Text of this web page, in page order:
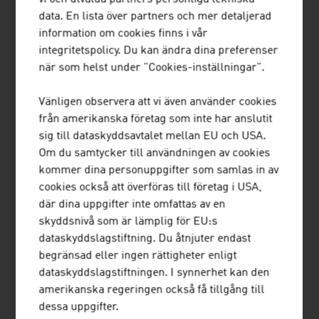
Våra nyheter
16. JULY 2026
TRUSTED EXPERTISE: FÖRETAG
SOM TOG HEM EXPORTPRISET I
GULD
Det här är de österrikiska företag som
tilldelades Exportpriset i guld 2026.
data. En lista över partners och mer detaljerad
information om cookies finns i vår
integritetspolicy. Du kan ändra dina preferenser
när som helst under "Cookies-inställningar".
Vänligen observera att vi även använder cookies
från amerikanska företag som inte har anslutit
sig till dataskyddsavtalet mellan EU och USA.
Om du samtycker till användningen av cookies
kommer dina personuppgifter som samlas in av
cookies också att överföras till företag i USA,
där dina uppgifter inte omfattas av en
skyddsnivå som är lämplig för EU:s
dataskyddslagstiftning. Du åtnjuter endast
begränsad eller ingen rättigheter enligt
dataskyddslagstiftningen. I synnerhet kan den
amerikanska regeringen också få tillgång till
dessa uppgifter.